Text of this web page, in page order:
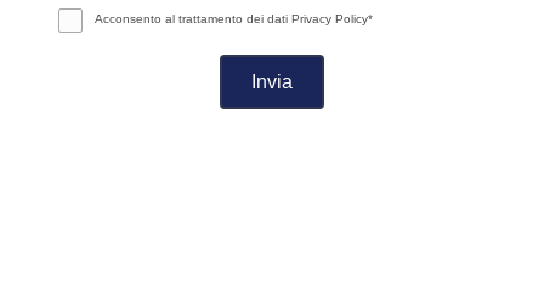
Acconsento al trattamento dei dati Privacy Policy*